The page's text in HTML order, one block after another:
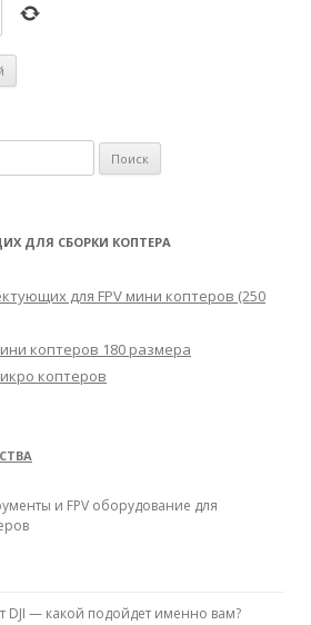
ДЛЯ СБОРКИ КОПТЕРА
для FPV мини коптеров (250
коптеров 180 размера
коптеров
и FPV оборудование для
DJI — какой подойдет именно вам?